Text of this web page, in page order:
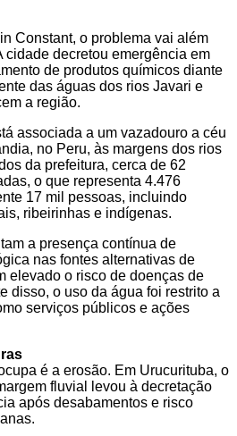
Constant, o problema vai além
cidade decretou emergência em
de produtos químicos diante
das águas dos rios Javari e
a região.
associada a um vazadouro a céu
no Peru, às margens dos rios
da prefeitura, cerca de 62
o que representa 4.476
17 mil pessoas, incluindo
ribeirinhas e indígenas.
a presença contínua de
nas fontes alternativas de
elevado o risco de doenças de
disso, o uso da água foi restrito a
serviços públicos e ações
é a erosão. Em Urucurituba, o
fluvial levou à decretação
após desabamentos e risco